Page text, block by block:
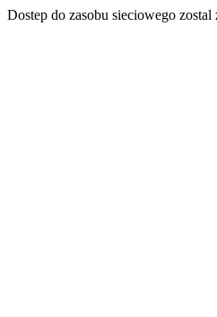
Dostep do zasobu sieciowego